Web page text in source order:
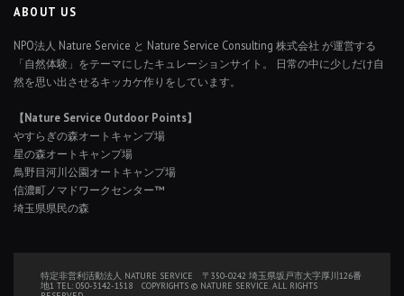
ABOUT US
NPO法人 Nature Service と Nature Service Consulting 株式会社 が運営する
「自然体験」をテーマにしたキュレーションサイト。 日常の中に少しだけ自
然を思い出させるキッカケ作りをしています。
【Nature Service Outdoor Points】
やすらぎの森オートキャンプ場
星の森オートキャンプ場
鳥野目河川公園オートキャンプ場
信濃町ノマドワークセンター™
埼玉県県民の森
特定非営利活動法人 NATURE SERVICE 〒350-0242 埼玉県坂戸市大字厚川126番
地1 TEL: 050-3142-1518 COPYRIGHTS © NATURE SERVICE. ALL RIGHTS